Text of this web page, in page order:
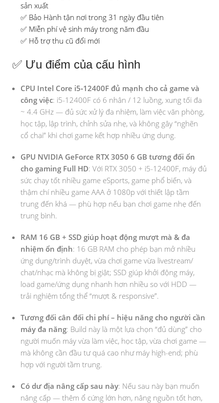
sản xuất
✅ Bảo Hành tận nơi trong 31 ngày đầu tiên
✅ Miễn phí vệ sinh máy trong năm đầu
✅ Hỗ trợ thu cũ đổi mới
✅ Ưu điểm của cấu hình
CPU Intel Core i5‑12400F đủ mạnh cho cả game và
công việc: i5-12400F có 6 nhân / 12 luồng, xung tối đa
~ 4.4 GHz — đủ sức xử lý đa nhiệm, làm việc văn phòng,
học tập, lập trình, chỉnh sửa nhẹ, và không gây “nghẽn
cổ chai” khi chơi game kết hợp nhiều ứng dụng.
GPU NVIDIA GeForce RTX 3050 6 GB tương đối ổn
cho gaming Full HD: Với RTX 3050 + i5-12400F, máy đủ
sức chạy tốt nhiều game eSports, game phổ biến, và
thậm chí nhiều game AAA ở 1080p với thiết lập tầm
trung đến khá — phù hợp nếu bạn chơi game nhẹ đến
trung bình.
RAM 16 GB + SSD giúp hoạt động mượt mà & đa
nhiệm ổn định: 16 GB RAM cho phép bạn mở nhiều
ứng dụng/trình duyệt, vừa chơi game vừa livestream/
chat/nhạc mà không bị giật; SSD giúp khởi động máy,
load game/ứng dụng nhanh hơn nhiều so với HDD —
trải nghiệm tổng thể “mượt & responsive”.
Tương đối cân đối chi phí – hiệu năng cho người cần
máy đa năng: Build này là một lựa chọn “đủ dùng” cho
người muốn máy vừa làm việc, học tập, vừa chơi game —
mà không cần đầu tư quá cao như máy high-end; phù
hợp với người tầm trung.
Có dư địa nâng cấp sau này: Nếu sau này bạn muốn
nâng cấp — thêm ổ cứng lớn hơn, nâng nguồn tốt hơn,